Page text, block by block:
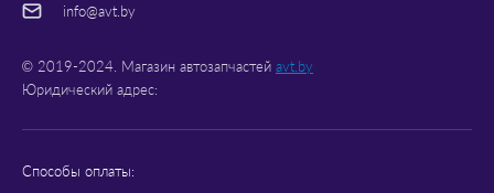
info@avt.by
© 2019-2024. Магазин автозапчастей avt.by
Юридический адрес:
Способы оплаты: